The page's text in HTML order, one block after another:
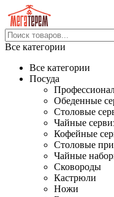
Все категории
Все категории
Посуда
Обеденные
Столовые
Чайные
Кофейные
Столовые
Чайные
Сковороды
Кастрюли
Ножи